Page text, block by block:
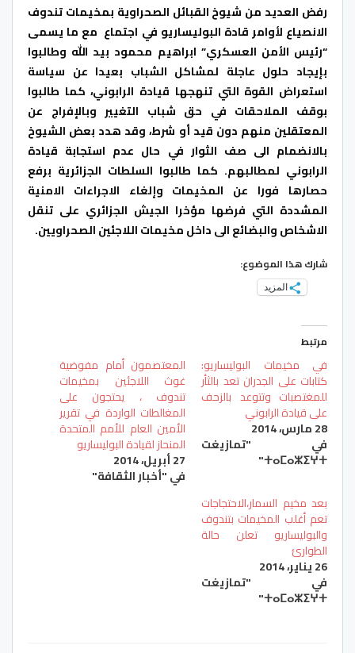
رفض العديد من شيوخ القبائل الصحراوية بمخيمات تندوف
الانصياع لأوامر قادة البوليساريو في اجتماع مع ما يسمى
“رئيس الأمن العسكري” ابراهيم محمود بيد الله وطالبوا
بإيجاد حلول عاجلة لمشاكل الشباب بعيدا عن سياسة
استعراض القوة التي تنهجها قيادة الرابوني، كما طالبوا
بوقف الملاحقات في حق شباب التغيير وبالإفراج عن
المعتقلين منهم دون قيد أو شرط، وقد هدد بعض الشيوخ
بالانضمام الى صف الثوار في حال عدم استجابة قيادة
الرابوني لمطالبهم. كما طالبوا السلطات الجزائرية برفع
حصارها فورا عن المخيمات وإلغاء الاجراءات الامنية
المشددة التي فرضها مؤخرا الجيش الجزائري على تنقل
الاشخاص والبضائع الى داخل مخيمات اللاجئين الصحراويين.
شارك هذا الموضوع:
المزيد
مرتبط
في مخيمات البوليساريو:
كتابات على الجدران تعد بالثأر
للمغتصبات وتتوعد بالزحف
على قيادة الرابوني
28 مارس، 2014
في "تمازيغت
ⵜⴰⵎⴰⵣⵉⵖⵜ"
المعتصمون أمام مفوضية
غوث اللاجئين بمخيمات
تندوف ، يحتجون على
المغالطات الواردة في تقرير
الأمين العام للأمم المتحدة
المنحاز لقيادة البوليساريو
27 أبريل، 2014
في "أخبار الثقافة"
بعد مخيم السمار،الاحتجاجات
تعم أغلب المخيمات بتندوف
والبوليساريو تعلن حالة
الطوارئ
26 يناير، 2014
في "تمازيغت
ⵜⴰⵎⴰⵣⵉⵖⵜ"